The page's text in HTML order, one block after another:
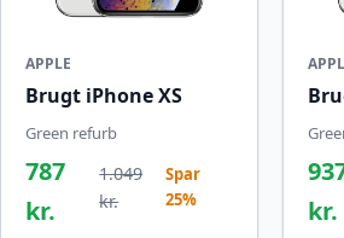
APPLE
Brugt iPhone XS
Green refurb
787
kr.
1.049
kr.
Spar
25%
kr.